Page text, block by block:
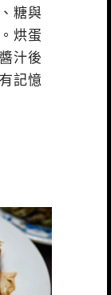
糖與
烘蛋
汁後
記憶